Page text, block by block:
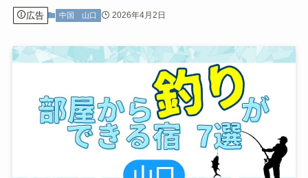
広告 中国 山口 2026年4月2日